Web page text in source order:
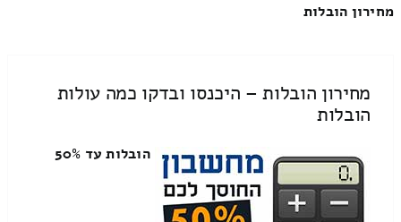
מחירון הובלות
מחירון הובלות – היכנסו ובדקו כמה עולות
הובלות
הובלות עד 50%